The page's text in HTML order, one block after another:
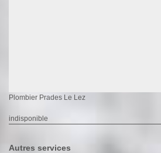
Plombier Prades Le Lez
indisponible
Autres services